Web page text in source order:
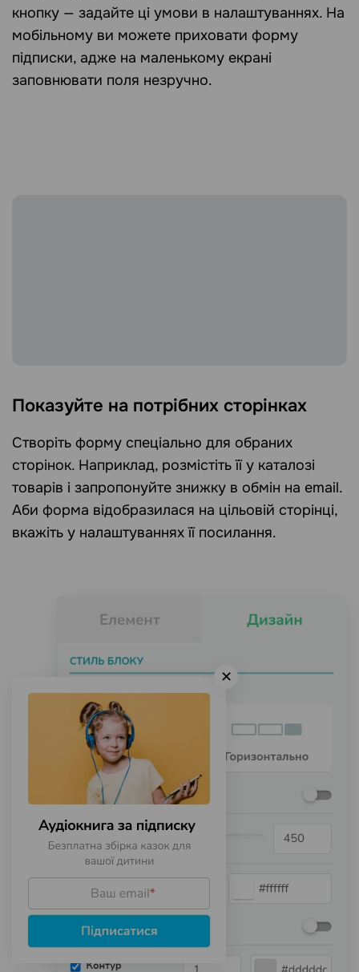
кнопку — задайте ці умови в налаштуваннях. На
мобільному ви можете приховати форму
підписки, адже на маленькому екрані
заповнювати поля незручно.
Показуйте на потрібних сторінках
Створіть форму спеціально для обраних
сторінок. Наприклад, розмістіть її у каталозі
товарів і запропонуйте знижку в обмін на email.
Аби форма відобразилася на цільовій сторінці,
вкажіть у налаштуваннях її посилання.